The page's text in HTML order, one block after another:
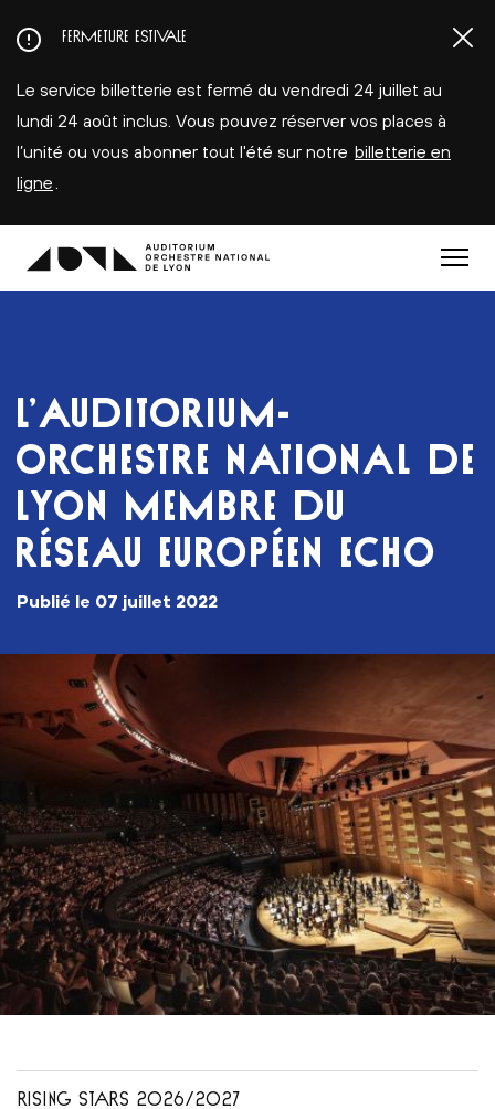
au
principal
FERMETURE ESTIVALE
Le service billetterie est fermé du vendredi 24 juillet au
lundi 24 août inclus. Vous pouvez réserver vos places à
l’unité ou vous abonner tout l'été sur notre billetterie en
ligne
Menu
L’AUDITORIUM-
ORCHESTRE NATIONAL DE
LYON MEMBRE DU
RÉSEAU EUROPÉEN ECHO
publié le 07 juillet 2022
RISING STARS 2026/2027